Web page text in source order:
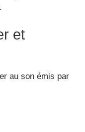
et
au son émis par